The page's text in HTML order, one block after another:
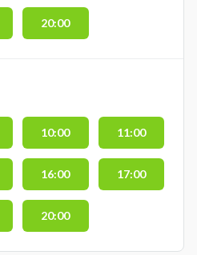
20:00
10:00 11:00
16:00 17:00
20:00